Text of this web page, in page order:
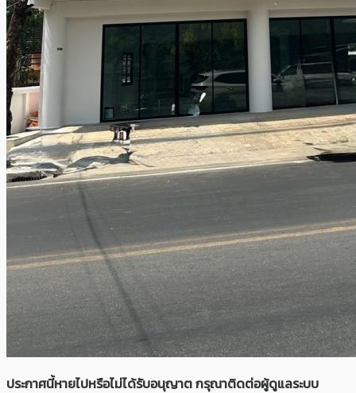
ประกาศนี้หายไปหรือไม่ได้รับอนุญาต กรุณาติดต่อผู้ดูแลระบบ